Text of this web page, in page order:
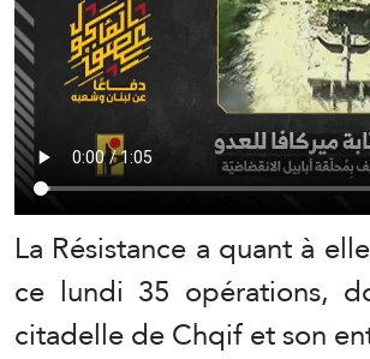
La Résistance a quant à
ce lundi 35 opérations,
citadelle de Chqif et son